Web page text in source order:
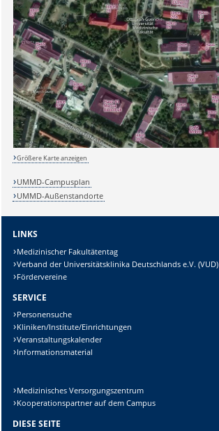
Sicherheitsabfrage:
Lösung:
Größere Karte anzeigen
UMMD-Campusplan
UMMD-Außenstandorte
LINKS
Medizinischer Fakultätentag
Verband der Universitätsklinika Deutschlands e.V. (VUD)
Fördervereine
SERVICE
Personensuche
Kliniken/Institute/Einrichtungen
Veranstaltungskalender
Informationsmaterial
Medizinisches Versorgungszentrum
Kooperationspartner auf dem Campus
DIESE SEITE